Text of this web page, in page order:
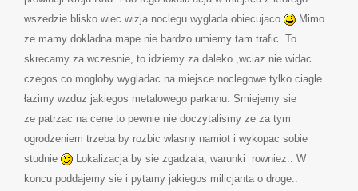
wszedzie blisko wiec wizja noclegu wyglada obiecujaco
Mimo
ze mamy dokladna mape nie bardzo umiemy tam trafic..To
skrecamy za wczesnie, to idziemy za daleko ,wciaz nie widac
czegos co mogloby wygladac na miejsce noclegowe tylko ciagle
łazimy wzduz jakiegos metalowego parkanu. Smiejemy sie
ze patrzac na cene to pewnie nie doczytalismy ze za tym
ogrodzeniem trzeba by rozbic wlasny namiot i wykopac sobie
studnie
Lokalizacja by sie zgadzala, warunki rowniez.. W
koncu poddajemy sie i pytamy jakiegos milicjanta o droge..